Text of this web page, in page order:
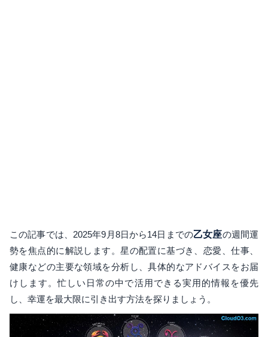
この記事では、2025年9月8日から14日までの乙女座の週間運
勢を焦点的に解説します。星の配置に基づき、恋愛、仕事、
健康などの主要な領域を分析し、具体的なアドバイスをお届
けします。忙しい日常の中で活用できる実用的情報を優先
し、幸運を最大限に引き出す方法を探りましょう。